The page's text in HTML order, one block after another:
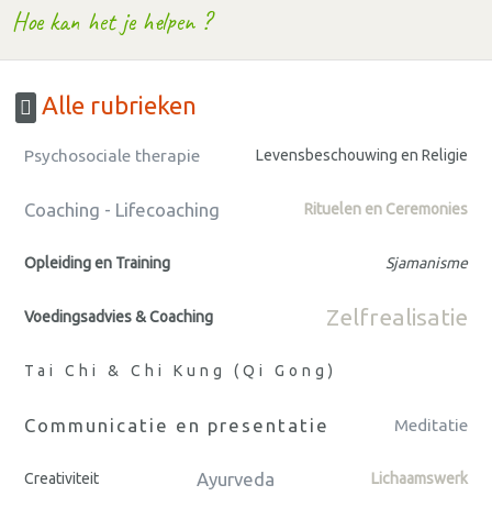
Hoe kan het je helpen ?
Alle rubrieken
Psychosociale therapie Levensbeschouwing en Religie
Coaching - Lifecoaching Rituelen en Ceremonies
Opleiding en Training Sjamanisme
Voedingsadvies & Coaching Zelfrealisatie
Tai Chi & Chi Kung (Qi Gong)
Communicatie en presentatie Meditatie
Creativiteit Ayurveda Lichaamswerk